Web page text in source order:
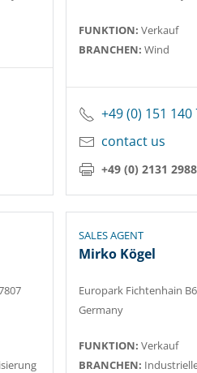
FUNKTION: Verkauf
BRANCHEN: Wind
+49 (0) 151 140
contact us
+49 (0) 2131
SALES AGENT
Mirko Kögel
Europark Fichtenhain
Germany
FUNKTION: Verkauf
BRANCHEN: